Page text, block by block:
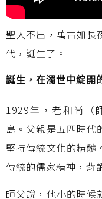
聖人不出，萬古如長
代，誕生了。
誕生，在濁世中綻開
1929年，老和尚（
島。父親是五四時代
堅持傳統文化的精髓
傳統的儒家精神，背
師父說，他小的時候